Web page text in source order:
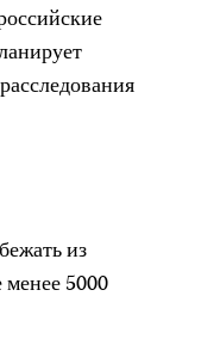
из
5000